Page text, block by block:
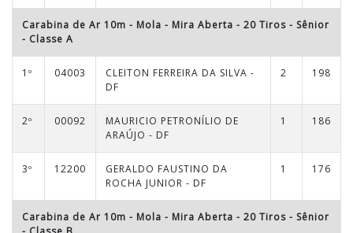
Carabina de Ar 10m - Mola - Mira Aberta - 20 Tiros - Sênior
- Classe A
1º 04003
CLEITON FERREIRA DA SILVA -
DF
2 198
2º 00092
MAURICIO PETRONÍLIO DE
ARAÚJO - DF
1 186
3º 12200
GERALDO FAUSTINO DA
ROCHA JUNIOR - DF
1 176
Carabina de Ar 10m - Mola - Mira Aberta - 20 Tiros - Sênior